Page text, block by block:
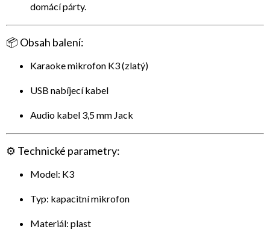
domácí párty.
📦 Obsah balení:
Karaoke mikrofon K3 (zlatý)
USB nabíjecí kabel
Audio kabel 3,5 mm Jack
⚙️ Technické parametry:
Model: K3
Typ: kapacitní mikrofon
Materiál: plast